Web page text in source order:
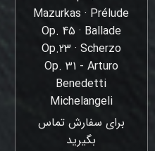
Mazurkas · Prélude
Op. 45 · Ballade
Op.23 · Scherzo
Op. 31 - Arturo
Benedetti
Michelangeli
برای سفارش تماس
بگیرید